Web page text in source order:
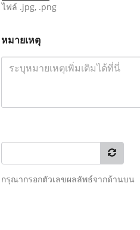
ไฟล์ .jpg, .png
หมายเหตุ
กรุณากรอกตัวเลขผลลัพธ์จากด้านบน